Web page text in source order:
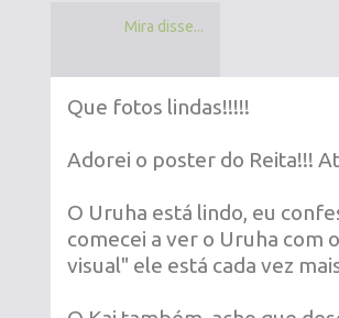
Mira disse...
Que fotos lindas!!!!!
Adorei o poster do Reita!!!
O Uruha está lindo, eu
comecei a ver o Uruha com
visual" ele está cada vez